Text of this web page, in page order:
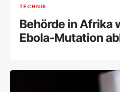
TECHNIK
Behörde in Afrika
Ebola-Mutation